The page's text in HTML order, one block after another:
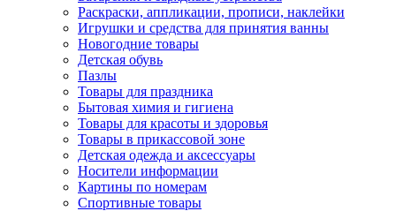
Раскраски, аппликации, прописи, наклейки
Игрушки и средства для принятия ванны
Новогодние товары
Детская обувь
Пазлы
Товары для праздника
Бытовая химия и гигиена
Товары для красоты и здоровья
Товары в прикассовой зоне
Детская одежда и аксессуары
Носители информации
Картины по номерам
Спортивные товары